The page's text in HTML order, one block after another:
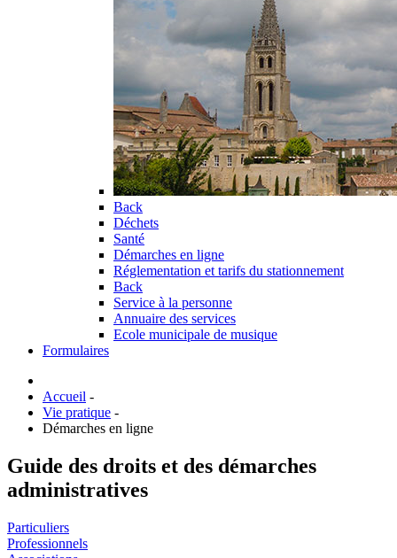
Back
Déchets
Santé
Démarches en ligne
Réglementation et tarifs du stationnement
Back
Service à la personne
Annuaire des services
Ecole municipale de musique
Formulaires
Accueil -
Vie pratique -
Démarches en ligne
Guide des droits et des démarches
administratives
Particuliers
Professionnels